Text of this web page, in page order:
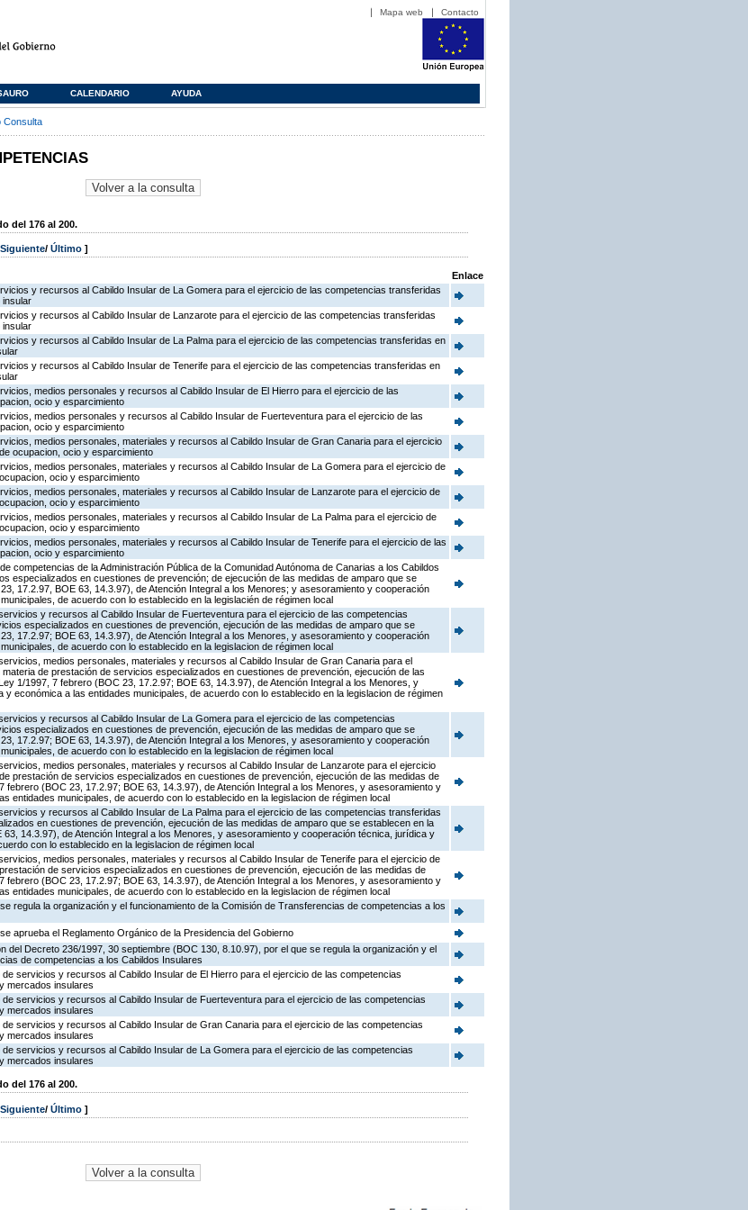
Mapa web Contacto
CALENDARIO AYUDA
Consulta
del 176 al 200.
Siguiente/ Último ]
Enlace
y recursos al Cabildo Insular de La Gomera para el ejercicio de las competencias transferidas
insular
y recursos al Cabildo Insular de Lanzarote para el ejercicio de las competencias transferidas
insular
y recursos al Cabildo Insular de La Palma para el ejercicio de las competencias transferidas en
y recursos al Cabildo Insular de Tenerife para el ejercicio de las competencias transferidas en
medios personales y recursos al Cabildo Insular de El Hierro para el ejercicio de las
ocio y esparcimiento
medios personales y recursos al Cabildo Insular de Fuerteventura para el ejercicio de las
ocio y esparcimiento
medios personales, materiales y recursos al Cabildo Insular de Gran Canaria para el ejercicio
ocupacion, ocio y esparcimiento
medios personales, materiales y recursos al Cabildo Insular de La Gomera para el ejercicio de
ocio y esparcimiento
medios personales, materiales y recursos al Cabildo Insular de Lanzarote para el ejercicio de
ocio y esparcimiento
medios personales, materiales y recursos al Cabildo Insular de La Palma para el ejercicio de
ocio y esparcimiento
medios personales, materiales y recursos al Cabildo Insular de Tenerife para el ejercicio de las
ocio y esparcimiento
competencias de la Administración Pública de la Comunidad Autónoma de Canarias a los Cabildos
especializados en cuestiones de prevención; de ejecución de las medidas de amparo que se
17.2.97, BOE 63, 14.3.97), de Atención Integral a los Menores; y asesoramiento y cooperación
de acuerdo con lo establecido en la legislacién de régimen local
y recursos al Cabildo Insular de Fuerteventura para el ejercicio de las competencias
especializados en cuestiones de prevención, ejecución de las medidas de amparo que se
17.2.97; BOE 63, 14.3.97), de Atención Integral a los Menores, y asesoramiento y cooperación
de acuerdo con lo establecido en la legislacion de régimen local
medios personales, materiales y recursos al Cabildo Insular de Gran Canaria para el
de prestación de servicios especializados en cuestiones de prevención, ejecución de las
1/1997, 7 febrero (BOC 23, 17.2.97; BOE 63, 14.3.97), de Atención Integral a los Menores, y
económica a las entidades municipales, de acuerdo con lo establecido en la legislacion de régimen
y recursos al Cabildo Insular de La Gomera para el ejercicio de las competencias
especializados en cuestiones de prevención, ejecución de las medidas de amparo que se
17.2.97; BOE 63, 14.3.97), de Atención Integral a los Menores, y asesoramiento y cooperación
de acuerdo con lo establecido en la legislacion de régimen local
medios personales, materiales y recursos al Cabildo Insular de Lanzarote para el ejercicio
prestación de servicios especializados en cuestiones de prevención, ejecución de las medidas de
febrero (BOC 23, 17.2.97; BOE 63, 14.3.97), de Atención Integral a los Menores, y asesoramiento y
entidades municipales, de acuerdo con lo establecido en la legislacion de régimen local
y recursos al Cabildo Insular de La Palma para el ejercicio de las competencias transferidas
en cuestiones de prevención, ejecución de las medidas de amparo que se establecen en la
63, 14.3.97), de Atención Integral a los Menores, y asesoramiento y cooperación técnica, jurídica y
con lo establecido en la legislacion de régimen local
medios personales, materiales y recursos al Cabildo Insular de Tenerife para el ejercicio de
de servicios especializados en cuestiones de prevención, ejecución de las medidas de
febrero (BOC 23, 17.2.97; BOE 63, 14.3.97), de Atención Integral a los Menores, y asesoramiento y
entidades municipales, de acuerdo con lo establecido en la legislacion de régimen local
regula la organización y el funcionamiento de la Comisión de Transferencias de competencias a los
aprueba el Reglamento Orgánico de la Presidencia del Gobierno
del Decreto 236/1997, 30 septiembre (BOC 130, 8.10.97), por el que se regula la organización y el
de competencias a los Cabildos Insulares
servicios y recursos al Cabildo Insular de El Hierro para el ejercicio de las competencias
mercados insulares
servicios y recursos al Cabildo Insular de Fuerteventura para el ejercicio de las competencias
mercados insulares
servicios y recursos al Cabildo Insular de Gran Canaria para el ejercicio de las competencias
mercados insulares
servicios y recursos al Cabildo Insular de La Gomera para el ejercicio de las competencias
mercados insulares
del 176 al 200.
Siguiente/ Último ]